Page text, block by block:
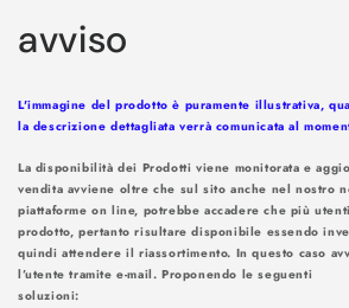
corso...
avviso
L'immagine del prodotto è puramente illustrativa,
la descrizione dettagliata verrà comunicata al
La disponibilità dei Prodotti viene monitorata e
vendita avviene oltre che sul sito anche nel nostro
piattaforme on line, potrebbe accadere che più
prodotto, pertanto risultare disponibile essendo
quindi attendere il riassortimento. In questo caso
l’utente tramite e-mail. Proponendo le seguenti